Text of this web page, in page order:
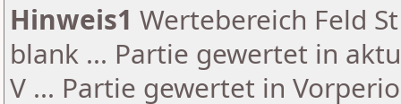
Hinweis1 Wertebereich Feld
blank ... Partie gewertet in
V ... Partie gewertet in